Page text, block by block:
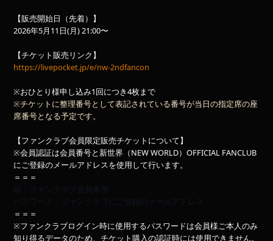
【販売開始日（先着）】
2026年5月11日(月) 21:00〜
【チケット販売リンク】
https://livepocket.jp/e/nw-2ndfancon
※おひとり様申し込み1回につき4枚まで
※チケットに整理番号として表記されている番号が当日の指定席の座
席番号となる予定です。
【ファンクラブ会員限定販売チケットについて】
※会員認証は会員番号と新世界（NEW WORLD）OFFICIAL FANCLUB
にご登録のメールアドレスを使用して行います。
＝＝＝
ID：ファンクラブ会員番号
パスワード：ファンクラブにご登録のメールアドレス
＝＝＝
※ファンクラブログイン時に使用するパスワードは会員様ご本人のみ
知り得るデータのため、チケット購入の認証時には使用できません。